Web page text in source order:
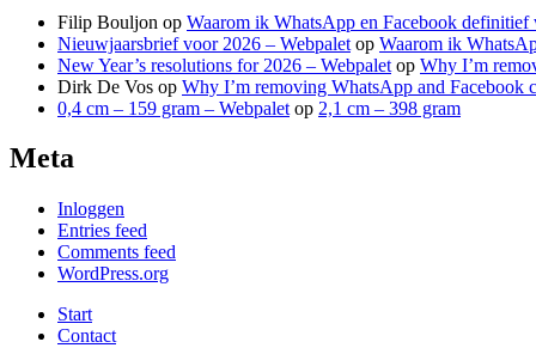
Filip Bouljon op Waarom ik WhatsApp en Facebook definitief
Nieuwjaarsbrief voor 2026 – Webpalet op Waarom ik
New Year’s resolutions for 2026 – Webpalet op Why I’m
Dirk De Vos op Why I’m removing WhatsApp and Facebook
0,4 cm – 159 gram – Webpalet op 2,1 cm – 398 gram
Meta
Inloggen
Entries feed
Comments feed
WordPress.org
Start
Contact